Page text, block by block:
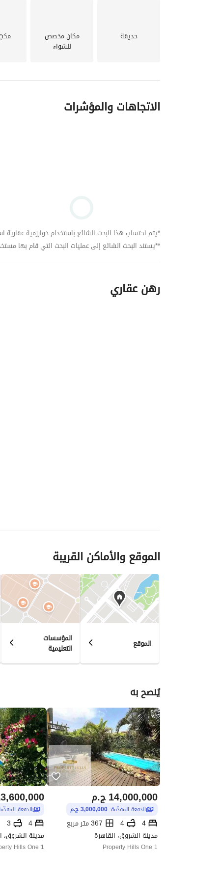
حديقة مكان مخصص
للشواء
الاتجاهات والمؤشرات
*يتم احتساب هذا البحث الشائع باستخدام خوارزمية عقارية
**يستند البحث الشائع إلى عمليات البحث التي قام بها مستخدمي
رهن عقاري
الموقع والأماكن القريبة
الموقع المؤسسات
التعليمية
يُنصح به
ج.م14,000,000
الدفعة المقدّمة: 3,000,000 ج.م
4
4
367 متر مربع
مدينة الشروق، القاهرة
Property Hills One 1
الدفعة
4
3
مدينة الشروق،
Hills One 1